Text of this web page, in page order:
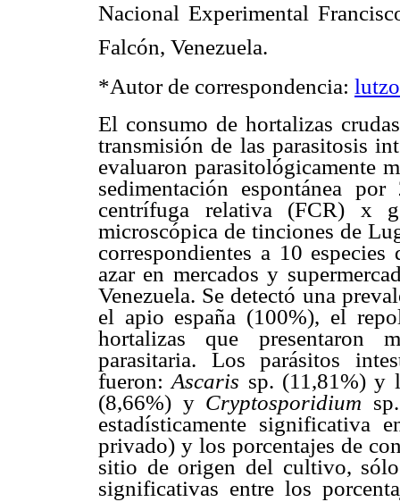
Nacional Experimental
Falcón, Venezuela.
*Autor de correspondencia:
El consumo de hortalizas
transmisión de las parasitosis
evaluaron parasitológicamente
sedimentación espontánea
centrífuga relativa (FCR) x
microscópica de tinciones de
correspondientes a 10
azar en mercados y
Venezuela. Se detectó una
el apio españa (100%), el
hortalizas que presentaron
parasitaria. Los parásitos
fueron:Ascaris sp. (11,81%) y
(8,66%) y Cryptosporidium
estadísticamente significativa
privado) y los porcentajes de
sitio de origen del cultivo, sólo
significativas entre los